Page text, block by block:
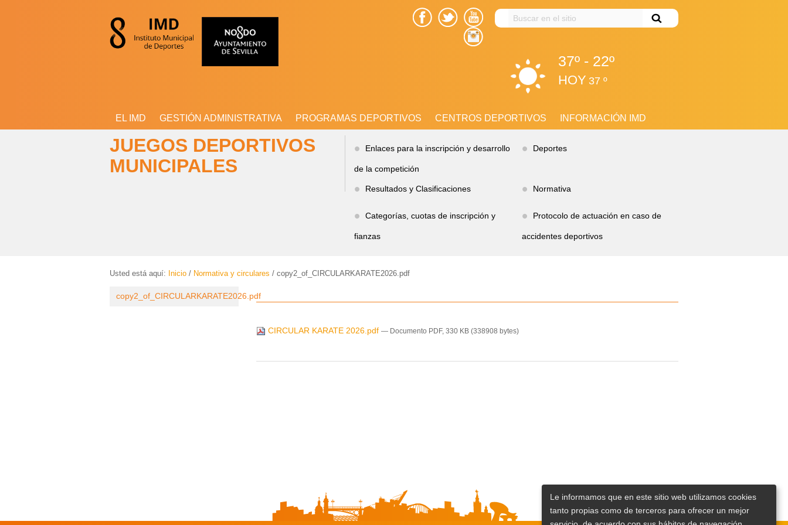
Buscar
en
37º - 22º
HOY 37 º
EL IMD GESTIÓN ADMINISTRATIVA PROGRAMAS DEPORTIVOS CENTROS DEPORTIVOS INFORMACIÓN IMD
JUEGOS DEPORTIVOS
MUNICIPALES
Enlaces para la inscripción y desarrollo
de la competición
Deportes
Resultados y Clasificaciones Normativa
Categorías, cuotas de inscripción y
fianzas
Protocolo de actuación en caso de
accidentes deportivos
Usted está aquí: Inicio / Normativa y circulares / copy2_of_CIRCULARKARATE2026.pdf
copy2_of_CIRCULARKARATE2026.pdf
CIRCULAR KARATE 2026.pdf — Documento PDF, 330 KB (338908 bytes)
Le informamos que en este sitio web utilizamos cookies
tanto propias como de terceros para ofrecer un mejor